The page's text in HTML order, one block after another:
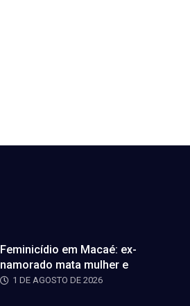
Feminicídio em Macaé: ex-
namorado mata mulher e
1 DE AGOSTO DE 2026